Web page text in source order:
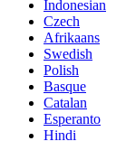
Indonesian
Czech
Afrikaans
Swedish
Polish
Basque
Catalan
Esperanto
Hindi